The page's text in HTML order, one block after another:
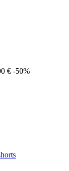
€ -50%